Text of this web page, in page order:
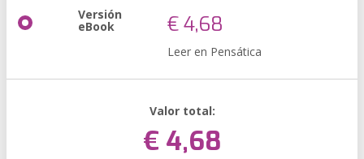
Versión
eBook € 4,68
Leer en Pensática
Valor total:
€ 4,68